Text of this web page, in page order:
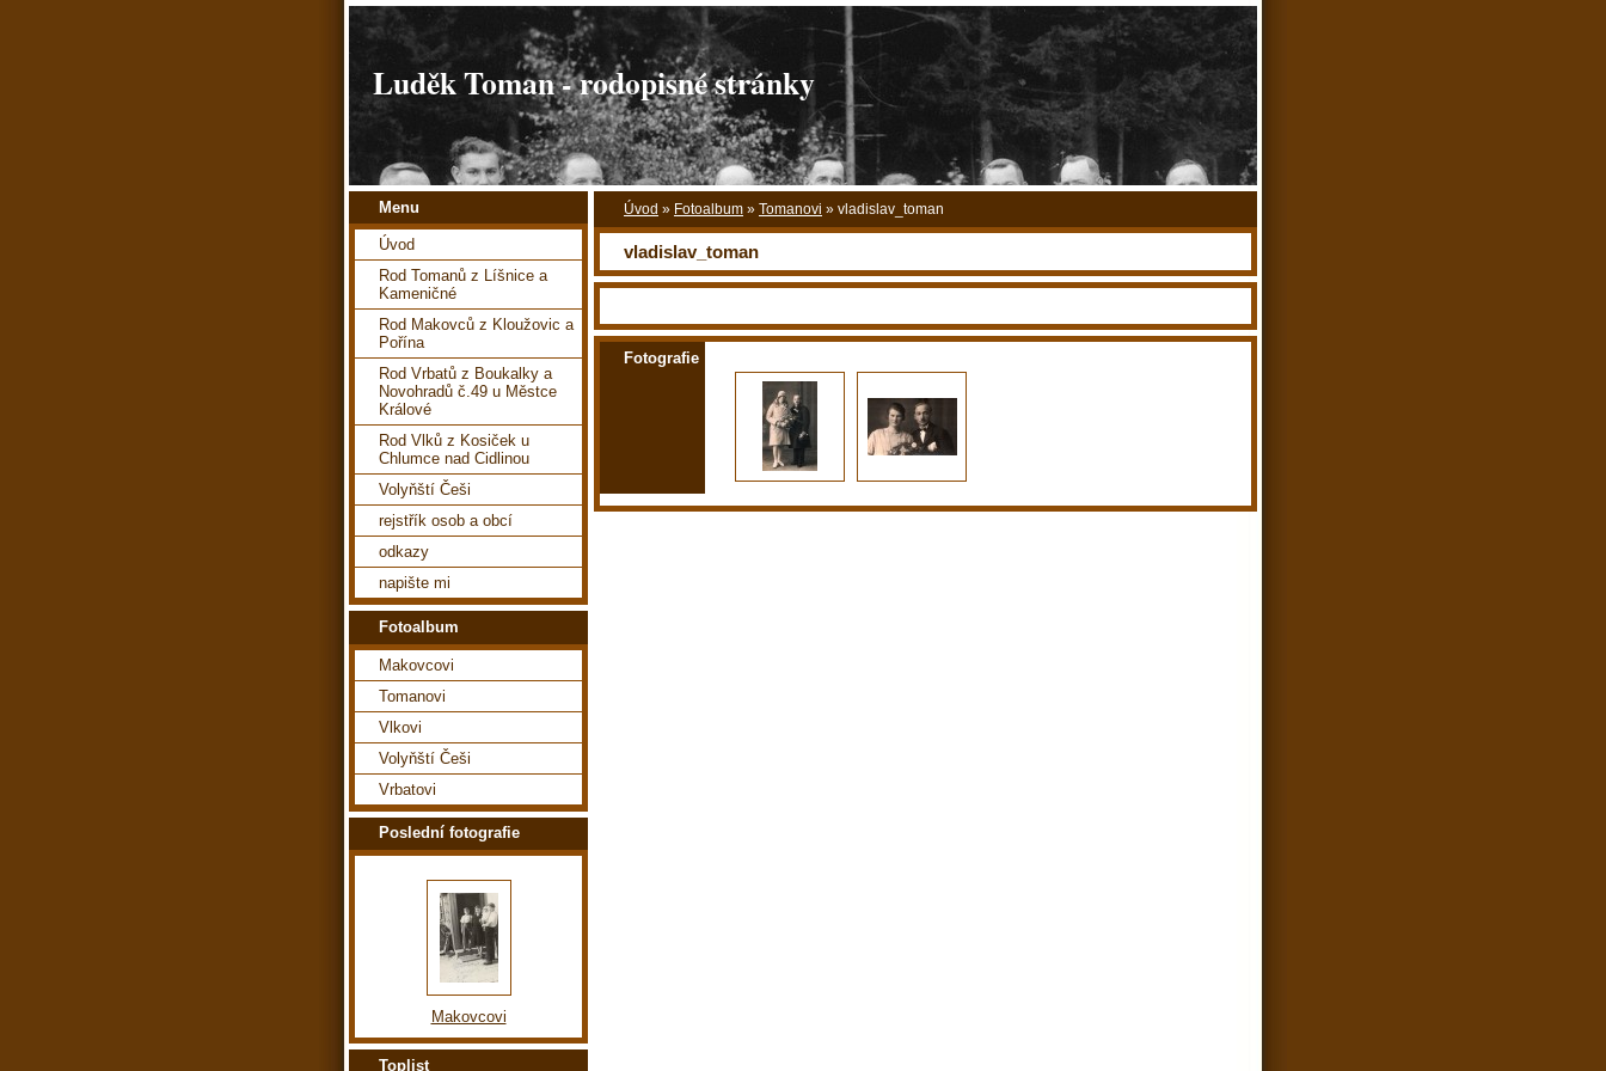
Luděk Toman - rodopisné stránky
Úvod » Fotoalbum » Tomanovi » vladislav_toman
vladislav_toman
Fotografie
Menu
Úvod
Rod Tomanů z Líšnice a
Kameničné
Rod Makovců z Kloužovic a
Pořína
Rod Vrbatů z Boukalky a
Novohradů č.49 u Městce
Králové
Rod Vlků z Kosiček u
Chlumce nad Cidlinou
Volyňští Češi
rejstřík osob a obcí
odkazy
napište mi
Fotoalbum
Makovcovi
Tomanovi
Vlkovi
Volyňští Češi
Vrbatovi
Poslední fotografie
Makovcovi
Toplist